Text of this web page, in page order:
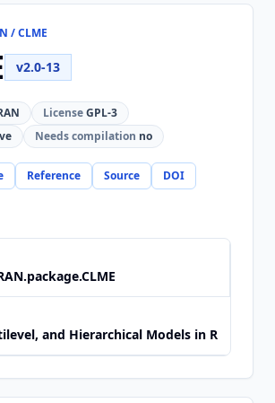
/ CLME
v2.0-13
LicenseGPL-3
Needs compilation no
Reference Source
DOI
and Hierarchical Models in R